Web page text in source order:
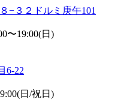
−３２ドルミ庚午101
〜19:00(日)
6-22
日/祝日)